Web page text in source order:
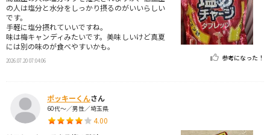
の人は塩分と水分をしっかり摂るのがいいらしい
です。
手軽に塩分摂れていいですね。
味は梅キャンディみたいです。美味しいけど真夏
には別の味のが食べやすいかも。
2026.07.20 07:04:06 参考になった！
ポッキーくんさん
60代～／男性／埼玉県
4.00